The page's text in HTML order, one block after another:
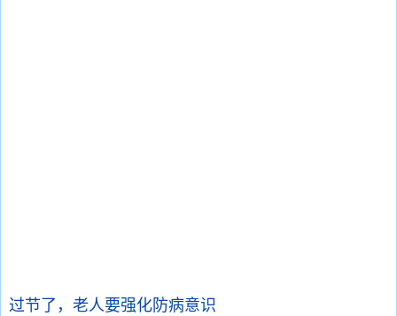
过节了，老人要强化防病意识